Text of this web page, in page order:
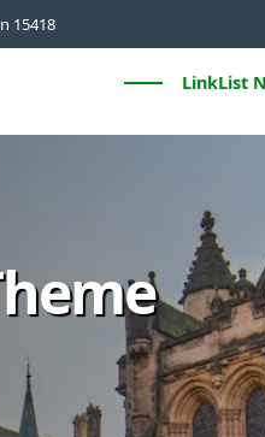
15418
LinkList
Quick Link